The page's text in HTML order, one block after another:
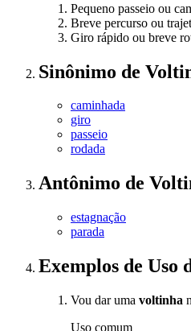
Pequeno passeio ou
Breve percurso ou
Giro rápido ou breve
Sinônimo de
caminhada
giro
passeio
rodada
Antônimo de
estagnação
parada
Exemplos de Uso
Vou dar uma voltinha
Uso comum